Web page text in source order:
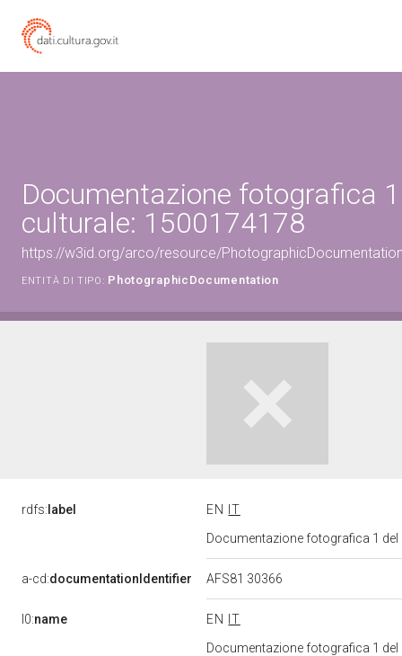
Documentazione fotografica
culturale: 1500174178
https://w3id.org/arco/resource/
ENTITÀ DI TIPO: PhotographicDocumentation
rdfs: label EN
IT
Documentazione fotografica 1
a-cd:documentationIdentifier AFS81 30366
l0:name EN
IT
Documentazione fotografica 1